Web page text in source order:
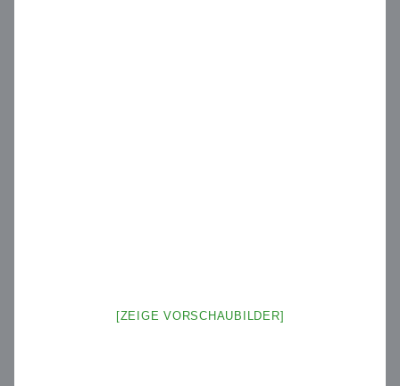
[ZEIGE VORSCHAUBILDER]